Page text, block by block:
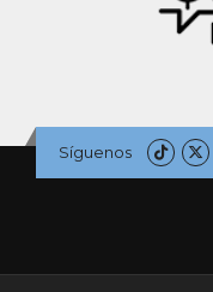
Síguenos